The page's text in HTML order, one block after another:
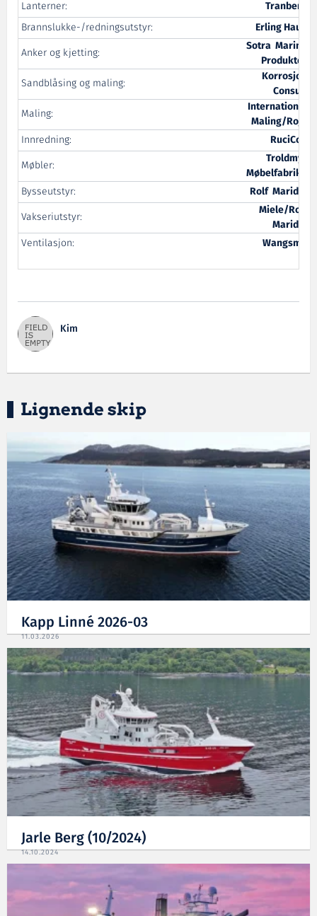
Lanterner:
Tranberg
Brannslukke-/redningsutstyr:
Erling Haug
Anker og kjetting:
Sotra Marine
Produkter
Sandblåsing og maling:
Korrosjon
Consult
Maling:
International
Maling/Roja
Innredning:
RuciCon
Møbler:
Troldmyr
Møbelfabrikk
Bysseutstyr:
Rolf Maridal
Vakseriutstyr:
Miele/Rolf
Maridal
Ventilasjon:
Wangsmo
Kim
Lignende skip
Kapp Linné 2026-03
11.03.2026
Jarle Berg (10/2024)
14.10.2024